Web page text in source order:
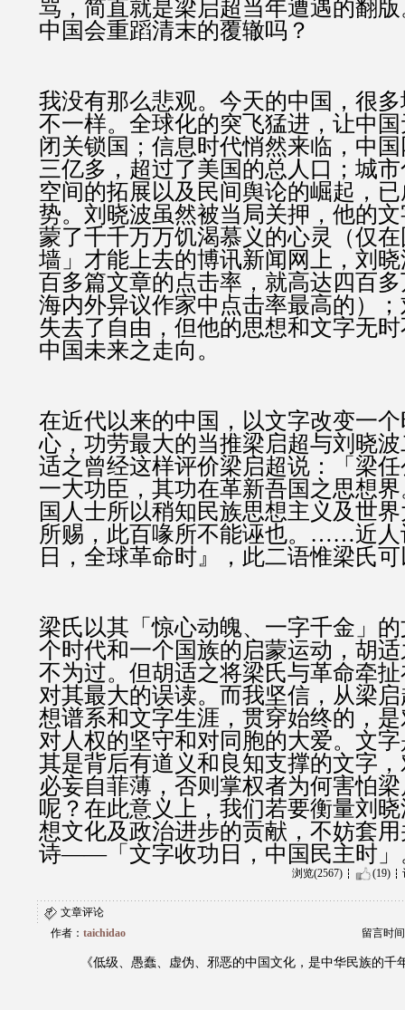
骂，简直就是梁启超当年遭遇的翻
中国会重蹈清末的覆辙吗？
我没有那么悲观。今天的中国，很
不一样。全球化的突飞猛进，让中
闭关锁国；信息时代悄然来临，中
三亿多，超过了美国的总人口；城
空间的拓展以及民间舆论的崛起，
势。刘晓波虽然被当局关押，他的
蒙了千千万万饥渴慕义的心灵（仅
墙」才能上去的博讯新闻网上，刘
百多篇文章的点击率，就高达四百
海内外异议作家中点击率最高的）
失去了自由，但他的思想和文字无
中国未来之走向。
在近代以来的中国，以文字改变一
心，功劳最大的当推梁启超与刘晓
适之曾经这样评价梁启超说：「梁
一大功臣，其功在革新吾国之思想
国人士所以稍知民族思想主义及世
所赐，此百喙所不能诬也。……近人
日，全球革命时』，此二语惟梁氏
梁氏以其「惊心动魄、一字千金」
个时代和一个国族的启蒙运动，胡
不为过。但胡适之将梁氏与革命牵
对其最大的误读。而我坚信，从梁
想谱系和文字生涯，贯穿始终的，
对人权的坚守和对同胞的大爱。文
其是背后有道义和良知支撑的文字
必妄自菲薄，否则掌权者为何害怕
呢？在此意义上，我们若要衡量刘
想文化及政治进步的贡献，不妨套
诗——「文字收功日，中国民主时」
浏览(2567) (19)
文章评论
作者： taichidao 留言时
《低级、愚蠢、虚伪、邪恶的中国文化，是中华民族的千